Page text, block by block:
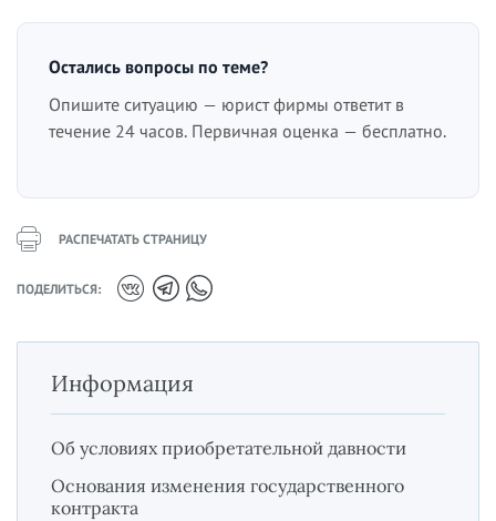
Остались вопросы по теме?
Опишите ситуацию — юрист фирмы ответит в
течение 24 часов. Первичная оценка — бесплатно.
РАСПЕЧАТАТЬ СТРАНИЦУ
ПОДЕЛИТЬСЯ:
Информация
Об условиях приобретательной давности
Основания изменения государственного
контракта